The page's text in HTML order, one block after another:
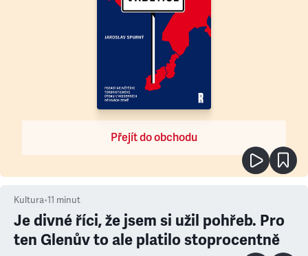
Přejít do obchodu
Kultura•11 minut
Je divné říci, že jsem si užil pohřeb. Pro
ten Glenův to ale platilo stoprocentně